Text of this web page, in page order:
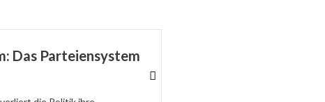
Das Parteiensystem